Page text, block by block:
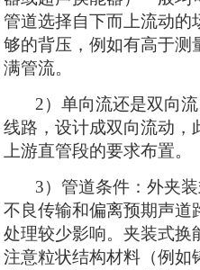
管道选择自下而上流动的
够的背压，例如有高于测
满管流。
2）单向流还是双向流
线路，设计成双向流动，
上游直管段的要求布置。
3）管道条件：外夹装
不良传输和偏离预期声道
处理较少影响。夹装式换
注意粒状结构材料（例如